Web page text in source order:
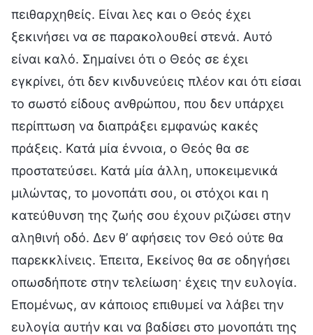
πειθαρχηθείς. Είναι λες και ο Θεός έχει
ξεκινήσει να σε παρακολουθεί στενά. Αυτό
είναι καλό. Σημαίνει ότι ο Θεός σε έχει
εγκρίνει, ότι δεν κινδυνεύεις πλέον και ότι είσαι
το σωστό είδους ανθρώπου, που δεν υπάρχει
περίπτωση να διαπράξει εμφανώς κακές
πράξεις. Κατά μία έννοια, ο Θεός θα σε
προστατεύσει. Κατά μία άλλη, υποκειμενικά
μιλώντας, το μονοπάτι σου, οι στόχοι και η
κατεύθυνση της ζωής σου έχουν ριζώσει στην
αληθινή οδό. Δεν θ’ αφήσεις τον Θεό ούτε θα
παρεκκλίνεις. Έπειτα, Εκείνος θα σε οδηγήσει
οπωσδήποτε στην τελείωση· έχεις την ευλογία.
Επομένως, αν κάποιος επιθυμεί να λάβει την
ευλογία αυτήν και να βαδίσει στο μονοπάτι της